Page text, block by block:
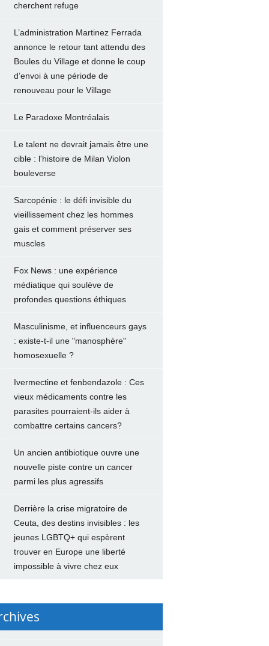
cherchent refuge
L’administration Martinez Ferrada
annonce le retour tant attendu des
Boules du Village et donne le coup
d’envoi à une période de
renouveau pour le Village
Le Paradoxe Montréalais
Le talent ne devrait jamais être une
cible : l'histoire de Milan Violon
bouleverse
Sarcopénie : le défi invisible du
vieillissement chez les hommes
gais et comment préserver ses
muscles
Fox News : une expérience
médiatique qui soulève de
profondes questions éthiques
Masculinisme, et influenceurs gays
: existe-t-il une "manosphère"
homosexuelle ?
Ivermectine et fenbendazole : Ces
vieux médicaments contre les
parasites pourraient-ils aider à
combattre certains cancers?
Un ancien antibiotique ouvre une
nouvelle piste contre un cancer
parmi les plus agressifs
Derrière la crise migratoire de
Ceuta, des destins invisibles : les
jeunes LGBTQ+ qui espèrent
trouver en Europe une liberté
impossible à vivre chez eux